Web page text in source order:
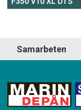
Samarbeten